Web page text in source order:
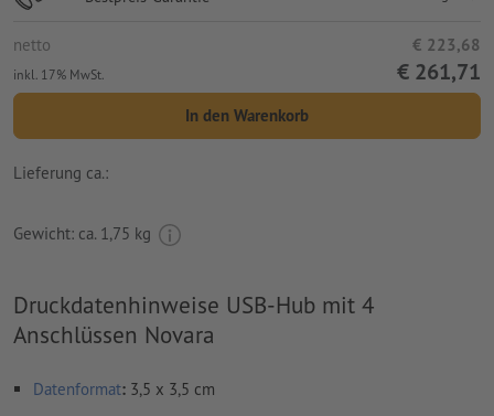
netto € 223,68
inkl. 17% MwSt. € 261,71
In den Warenkorb
Lieferung ca.:
Gewicht: ca. 1,75 kg
Druckdatenhinweise USB-Hub mit 4
Anschlüssen Novara
Datenformat: 3,5 x 3,5 cm